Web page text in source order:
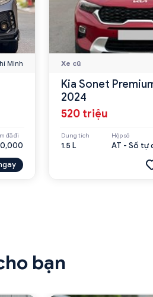
Minh
đã đi
Xe cũ
Kia Sonet
2024
520 triệu
Dung tích
1.5 L
Hộp số
AT - Số tự
bạn